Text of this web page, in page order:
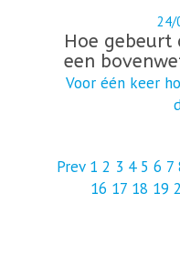
24/
Hoe gebeurt
een
Voor één keer
Prev 1 2 3 4 5 6 7
16 17 18 19